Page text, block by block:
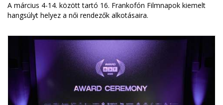
A március 4-14. között tartó 16. Frankofón Filmnapok kiemelt
hangsúlyt helyez a női rendezők alkotásaira.